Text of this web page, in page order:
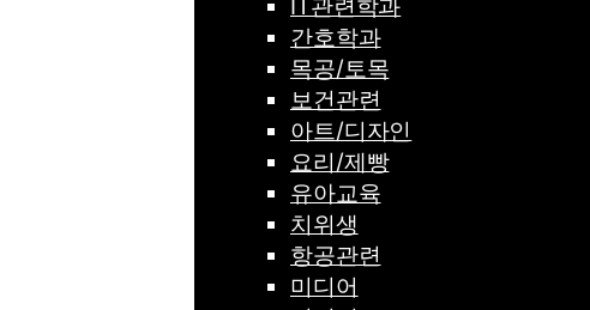
IT관련학과
간호학과
목공/토목
보건관련
아트/디자인
요리/제빵
유아교육
치위생
항공관련
미디어